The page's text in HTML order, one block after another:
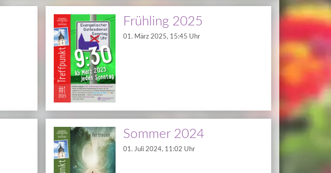
Frühling 2025
01. März 2025, 15:45 Uhr
Sommer 2024
01. Juli 2024, 11:02 Uhr